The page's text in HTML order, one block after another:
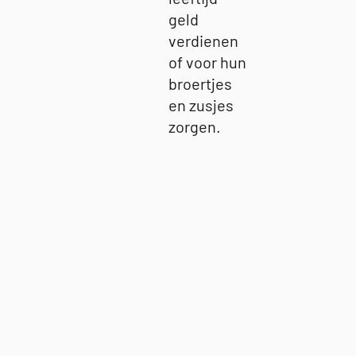
geld
verdienen
of voor hun
broertjes
en zusjes
zorgen.